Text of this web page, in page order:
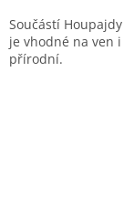
Součástí
je vhodné na ven
přírodní.